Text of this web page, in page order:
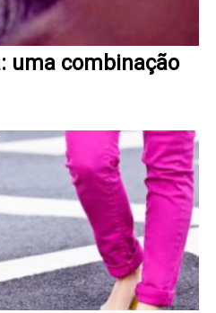
uma combinação